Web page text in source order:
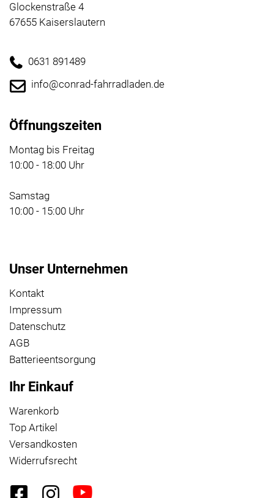
Glockenstraße 4
67655 Kaiserslautern
0631 891489
info@conrad-fahrradladen.de
Öffnungszeiten
Montag bis Freitag
10:00 - 18:00 Uhr
Samstag
10:00 - 15:00 Uhr
Unser Unternehmen
Kontakt
Impressum
Datenschutz
AGB
Batterieentsorgung
Ihr Einkauf
Warenkorb
Top Artikel
Versandkosten
Widerrufsrecht